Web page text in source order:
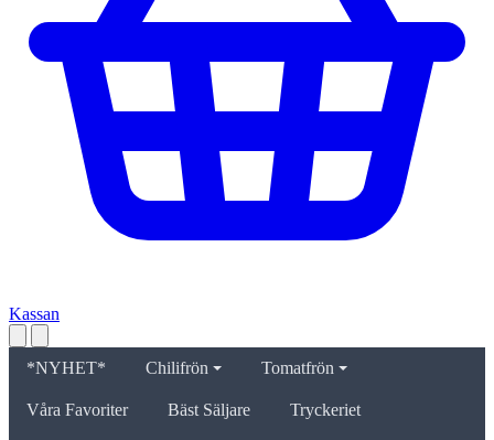
Kassan
*NYHET* Chilifrön Tomatfrön
Våra Favoriter Bäst Säljare Tryckeriet